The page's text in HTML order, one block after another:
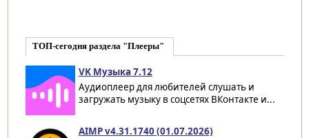
ТОП-сегодня раздела "Плееры"
VK Музыка 7.12
Аудиоплеер для любителей слушать и
загружать музыку в соцсетях ВКонтакте и...
AIMP v4.31.1740 (01.07.2026)